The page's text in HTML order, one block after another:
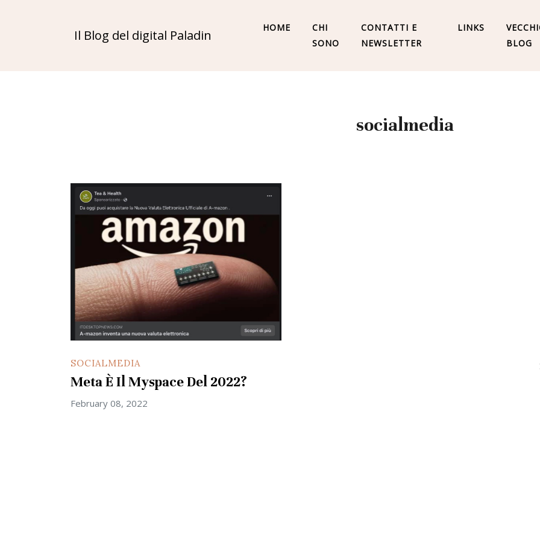
Il Blog del digital Paladin HOME
CHI
SONO
CONTATTI E
NEWSLETTER
LINKS
BLOG
socialmedia
SOCIALMEDIA
Meta È Il Myspace Del 2022?
February 08, 2022